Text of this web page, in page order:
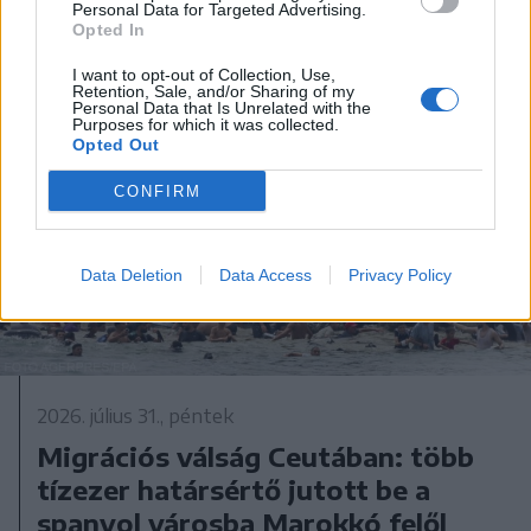
Personal Data for Targeted Advertising.
Opted In
I want to opt-out of Collection, Use,
Retention, Sale, and/or Sharing of my
Personal Data that Is Unrelated with the
Purposes for which it was collected.
Opted Out
CONFIRM
Data Deletion Data Access Privacy Policy
2026. július 31., péntek
Migrációs válság Ceutában: több
tízezer határsértő jutott be a
spanyol városba Marokkó felől